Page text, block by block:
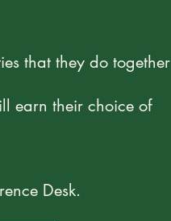
that they do together
earn their choice of
Desk.